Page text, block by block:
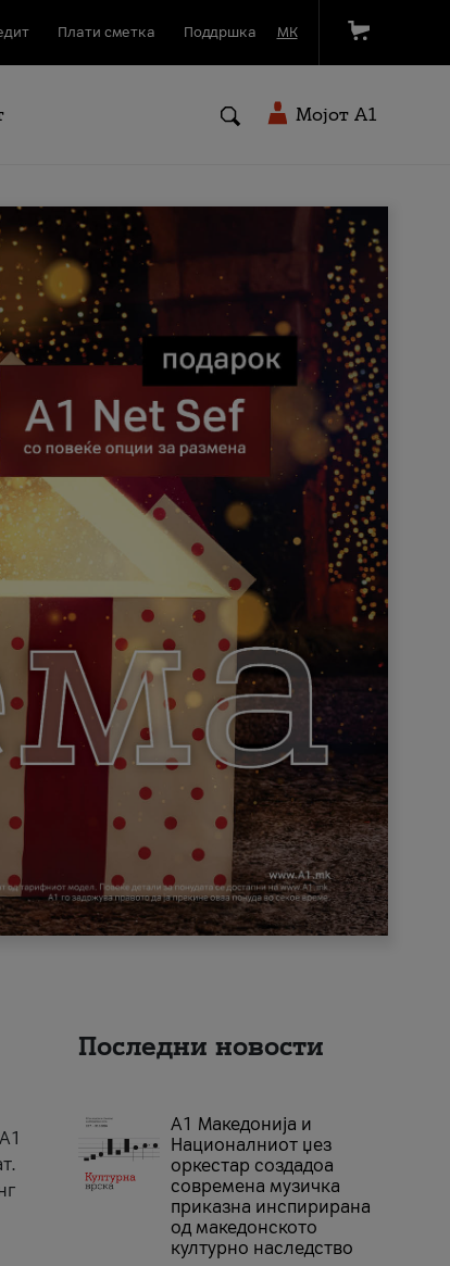
Плати сметка Поддршка МК
Мојот A1
Последни новости
А1 Македонија и
Националниот џез
оркестар создадоа
современа музичка
приказна инспирирана
од македонското
културно наследство